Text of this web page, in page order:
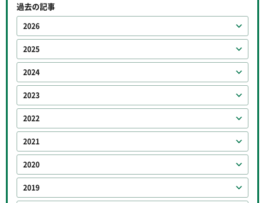
過去の記事
2026
2025
2024
2023
2022
2021
2020
2019